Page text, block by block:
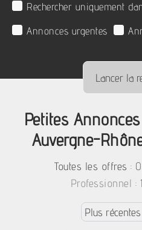
Rechercher uniquement
Annonces urgentes
Petites
Auvergne-
Toutes les offres : 0
Professionnel :